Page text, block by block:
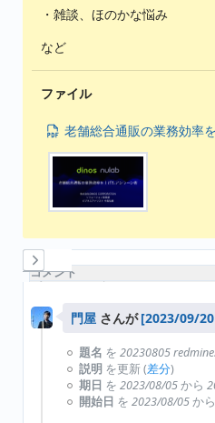
・雑談、ほのかな悩み
など
ファイル
老舗総合通販の業務効率
履歴
コメント
門屋 さんが
題名 を 20230805
説明 を更新 (差分)
期日 を 2023/08/05から
開始日 を 2023/08/05から